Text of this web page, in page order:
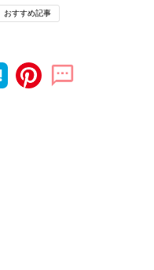
おすすめ記事